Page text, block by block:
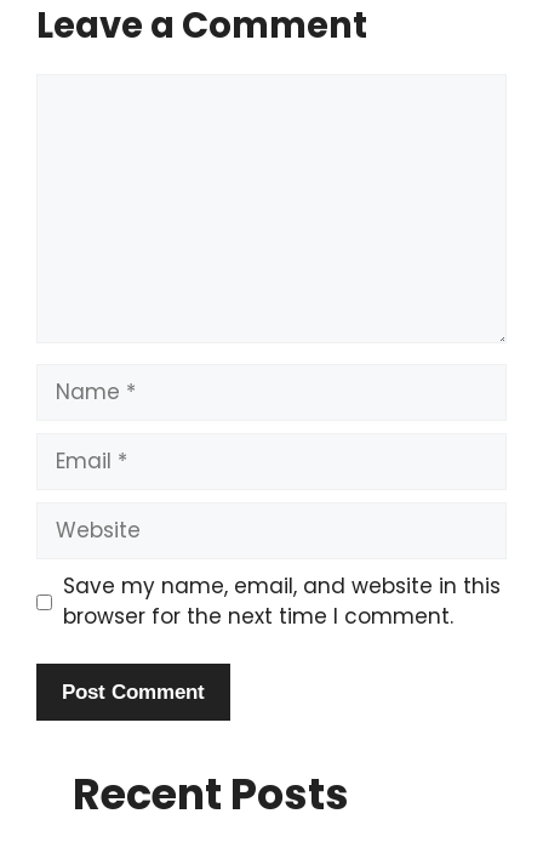
Leave a Comment
Name
Email
Website
Save my name, email, and website in this
browser for the next time I comment.
Recent Posts